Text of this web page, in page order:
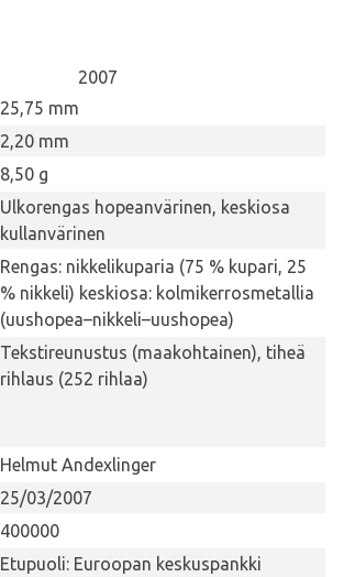
2007
25,75 mm
2,20 mm
8,50 g
Ulkorengas hopeanvärinen, keskiosa
kullanvärinen
Rengas: nikkelikuparia (75 % kupari, 25
% nikkeli) keskiosa: kolmikerrosmetallia
(uushopea–nikkeli–uushopea)
Tekstireunustus (maakohtainen), tiheä
rihlaus (252 rihlaa)
Helmut Andexlinger
25/03/2007
400000
Etupuoli: Euroopan keskuspankki